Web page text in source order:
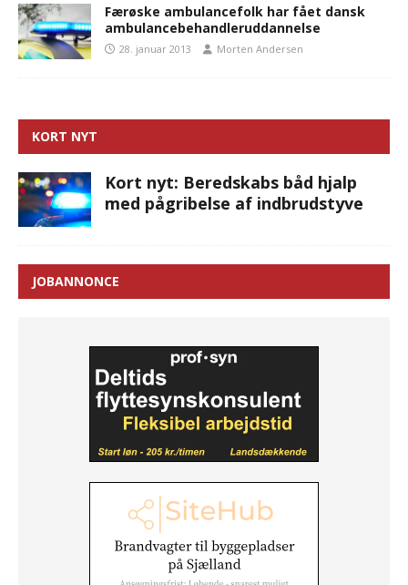
Færøske ambulancefolk har fået dansk
ambulancebehandleruddannelse
28. januar 2013 Morten Andersen
KORT NYT
Kort nyt: Beredskabs båd hjalp
med pågribelse af indbrudstyve
JOBANNONCE